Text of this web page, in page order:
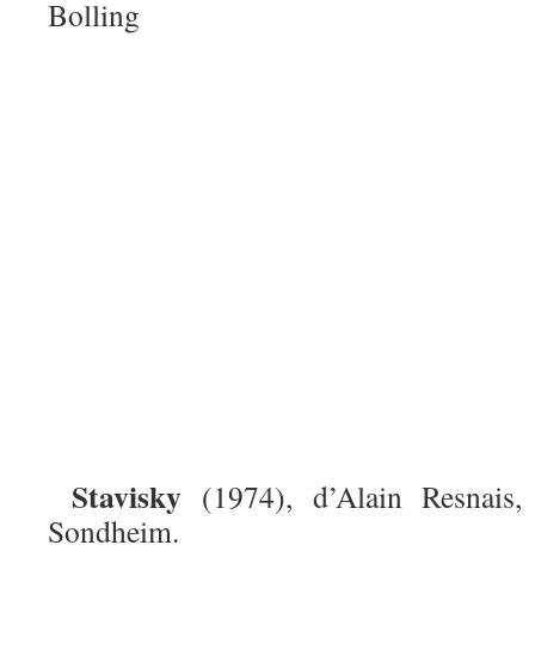
Bolling
Stavisky(1974), d’Alain Resnais,
Sondheim.